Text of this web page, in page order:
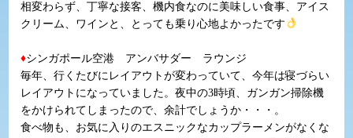
相変わらず、丁寧な接客、機内食なのに美味しい食事、アイス
クリーム、ワインと、とっても乗り心地よかったです
♦シンガポール空港 アンバサダー ラウンジ
毎年、行くたびにレイアウトが変わっていて、今年は寝づらい
レイアウトになっていました。夜中の3時頃、ガンガン掃除機
をかけられてしまったので、余計でしょうか・・・。
食べ物も、お気に入りのエスニックなカップラーメンがなくな